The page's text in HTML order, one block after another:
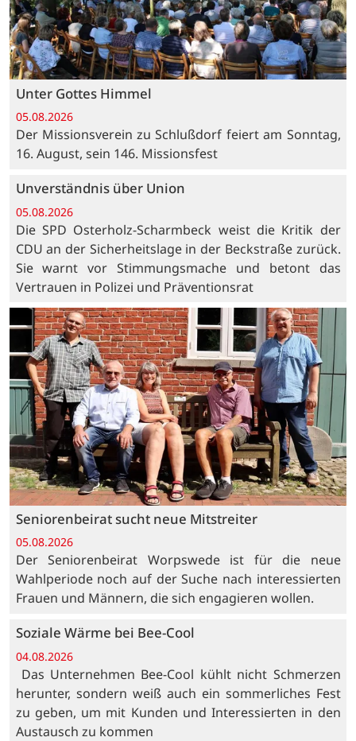
Unter Gottes Himmel
05.08.2026
Der Missionsverein zu Schlußdorf feiert am Sonntag,
16. August, sein 146. Missionsfest
Unverständnis über Union
05.08.2026
Die SPD Osterholz-Scharmbeck weist die Kritik der
CDU an der Sicherheitslage in der Beckstraße zurück.
Sie warnt vor Stimmungsmache und betont das
Vertrauen in Polizei und Präventionsrat
Seniorenbeirat sucht neue Mitstreiter
05.08.2026
Der Seniorenbeirat Worpswede ist für die neue
Wahlperiode noch auf der Suche nach interessierten
Frauen und Männern, die sich engagieren wollen.
Soziale Wärme bei Bee-Cool
04.08.2026
Das Unternehmen Bee-Cool kühlt nicht Schmerzen
herunter, sondern weiß auch ein sommerliches Fest
zu geben, um mit Kunden und Interessierten in den
Austausch zu kommen